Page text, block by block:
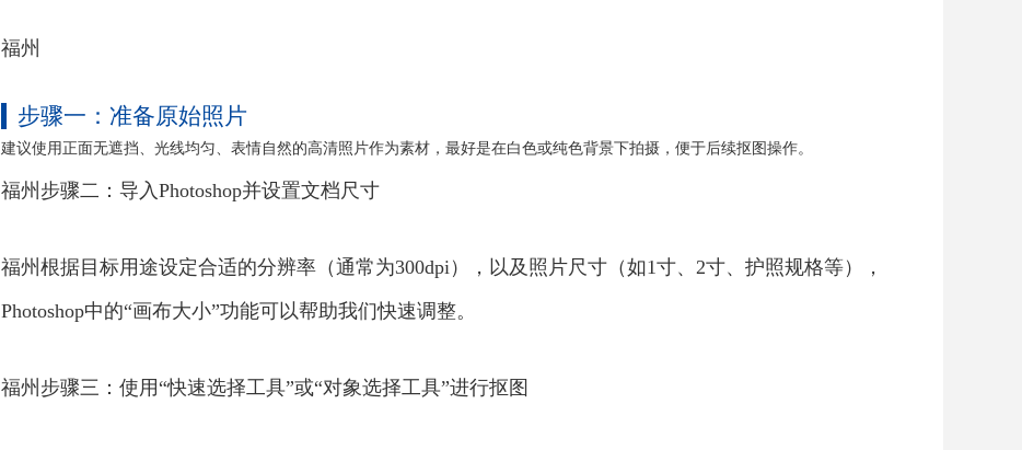
福州
步骤一：准备原始照片
建议使用正面无遮挡、光线均匀、表情自然的高清照片作为素材，最好是在白色或纯色背景下拍摄，便于后续抠图操作。
福州步骤二：导入Photoshop并设置文档尺寸
福州根据目标用途设定合适的分辨率（通常为300dpi），以及照片尺寸（如1寸、2寸、护照规格等），
Photoshop中的“画布大小”功能可以帮助我们快速调整。
福州步骤三：使用“快速选择工具”或“对象选择工具”进行抠图